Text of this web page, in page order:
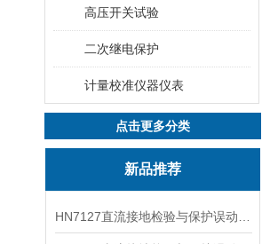
高压开关试验
二次继电保护
计量校准仪器仪表
点击更多分类
新品推荐